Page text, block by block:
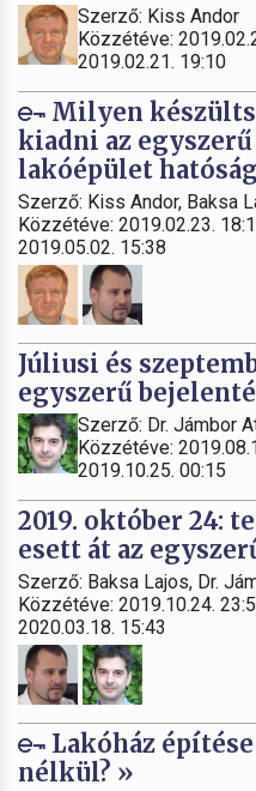
Szerző: Kiss Andor
Közzétéve:
2019.02.21. 19:10
Milyen
kiadni az
lakóépület
Szerző: Kiss Andor, Baksa
Közzétéve: 2019.02.23.
2019.05.02. 15:38
Júliusi és
egyszerű
Szerző: Dr. Jámbor
Közzétéve:
2019.10.25. 00:15
2019. október 24:
esett át az
Szerző: Baksa Lajos, Dr.
Közzétéve: 2019.10.24.
2020.03.18. 15:43
Lakóház
nélkül? »